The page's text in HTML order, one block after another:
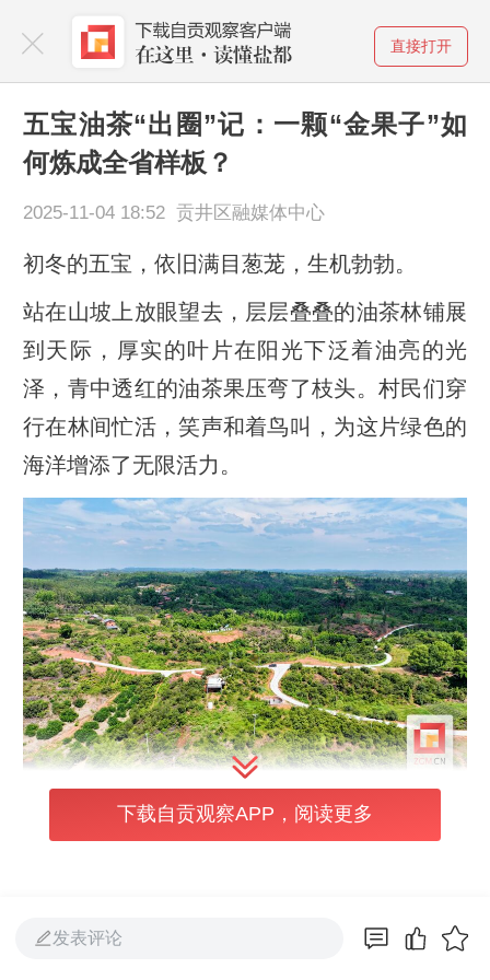
直接打开
五宝油茶“出圈”记：一颗“金果子”如
何炼成全省样板？
2025-11-04 18:52 贡井区融媒体中心
初冬的五宝，依旧满目葱茏，生机勃勃。
站在山坡上放眼望去，层层叠叠的油茶林铺展
到天际，厚实的叶片在阳光下泛着油亮的光
泽，青中透红的油茶果压弯了枝头。村民们穿
行在林间忙活，笑声和着鸟叫，为这片绿色的
海洋增添了无限活力。
这片祖辈传下来的老林子，就在前不久，迎来
名副其实的“省级样板”！
下载自贡观察APP，阅读更多
发表评论